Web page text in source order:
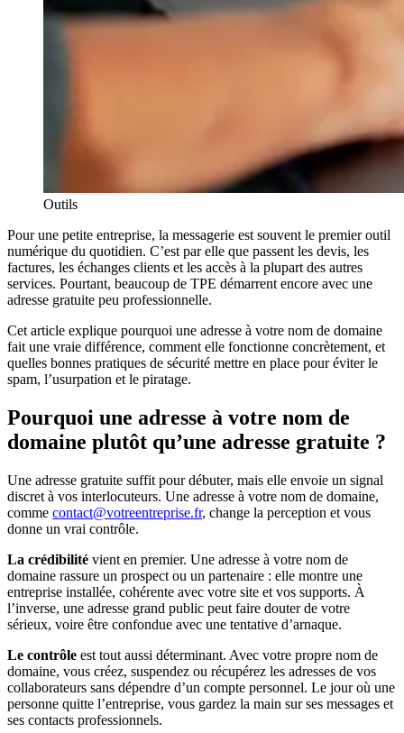
Outils
Pour une petite entreprise, la messagerie est souvent le premier outil
numérique du quotidien. C’est par elle que passent les devis, les
factures, les échanges clients et les accès à la plupart des autres
services. Pourtant, beaucoup de TPE démarrent encore avec une
adresse gratuite peu professionnelle.
Cet article explique pourquoi une adresse à votre nom de domaine
fait une vraie différence, comment elle fonctionne concrètement, et
quelles bonnes pratiques de sécurité mettre en place pour éviter le
spam, l’usurpation et le piratage.
Pourquoi une adresse à votre nom de
domaine plutôt qu’une adresse gratuite ?
Une adresse gratuite suffit pour débuter, mais elle envoie un signal
discret à vos interlocuteurs. Une adresse à votre nom de domaine,
comme contact@votreentreprise.fr, change la perception et vous
donne un vrai contrôle.
La crédibilité vient en premier. Une adresse à votre nom de
domaine rassure un prospect ou un partenaire : elle montre une
entreprise installée, cohérente avec votre site et vos supports. À
l’inverse, une adresse grand public peut faire douter de votre
sérieux, voire être confondue avec une tentative d’arnaque.
Le contrôle est tout aussi déterminant. Avec votre propre nom de
domaine, vous créez, suspendez ou récupérez les adresses de vos
collaborateurs sans dépendre d’un compte personnel. Le jour où une
personne quitte l’entreprise, vous gardez la main sur ses messages et
ses contacts professionnels.